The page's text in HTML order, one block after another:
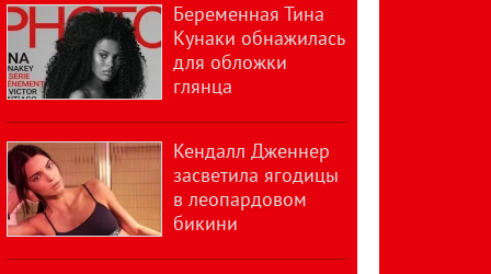
Беременная Тина
Кунаки обнажилась
для обложки
глянца
Кендалл Дженнер
засветила ягодицы
в леопардовом
бикини